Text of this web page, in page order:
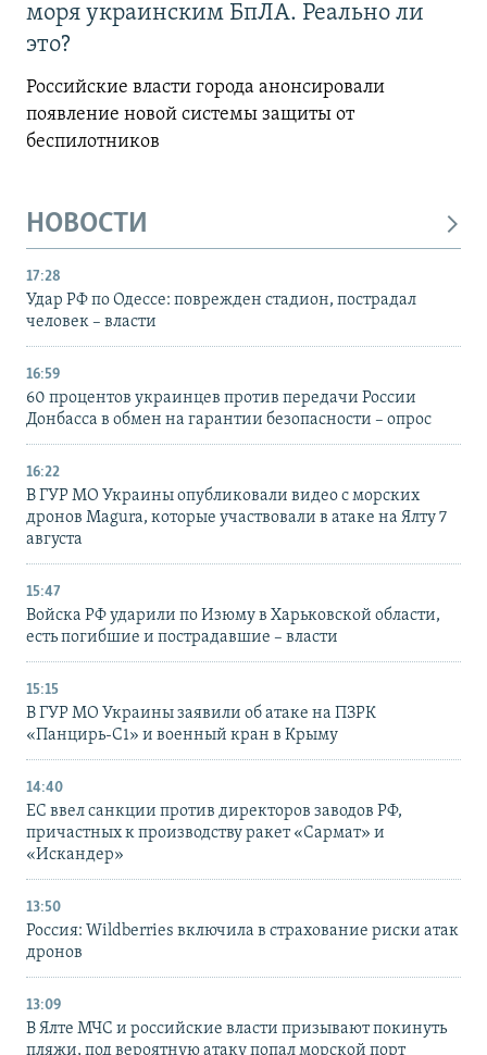
моря украинским БпЛА. Реально ли
это?
Российские власти города анонсировали
появление новой системы защиты от
беспилотников
НОВОСТИ
17:28
Удар РФ по Одессе: поврежден стадион, пострадал
человек – власти
16:59
60 процентов украинцев против передачи России
Донбасса в обмен на гарантии безопасности – опрос
16:22
В ГУР МО Украины опубликовали видео с морских
дронов Magura, которые участвовали в атаке на Ялту 7
августа
15:47
Войска РФ ударили по Изюму в Харьковской области,
есть погибшие и пострадавшие – власти
15:15
В ГУР МО Украины заявили об атаке на ПЗРК
«Панцирь-С1» и военный кран в Крыму
14:40
ЕС ввел санкции против директоров заводов РФ,
причастных к производству ракет «Сармат» и
«Искандер»
13:50
Россия: Wildberries включила в страхование риски атак
дронов
13:09
В Ялте МЧС и российские власти призывают покинуть
пляжи, под вероятную атаку попал морской порт